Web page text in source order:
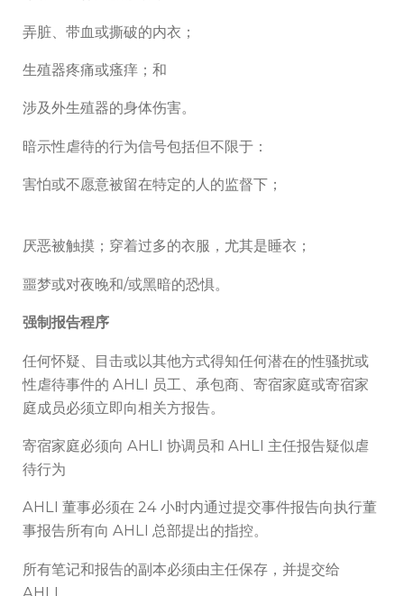
弄脏、带血或撕破的内衣；
生殖器疼痛或瘙痒；和
涉及外生殖器的身体伤害。
暗示性虐待的行为信号包括但不限于：
害怕或不愿意被留在特定的人的监督下；
厌恶被触摸；穿着过多的衣服，尤其是睡衣；
噩梦或对夜晚和/或黑暗的恐惧。
强制报告程序
任何怀疑、目击或以其他方式得知任何潜在的性骚扰或
性虐待事件的 AHLI 员工、承包商、寄宿家庭或寄宿家
庭成员必须立即向相关方报告。
寄宿家庭必须向 AHLI 协调员和 AHLI 主任报告疑似虐
待行为
AHLI 董事必须在 24 小时内通过提交事件报告向执行董
事报告所有向 AHLI 总部提出的指控。
所有笔记和报告的副本必须由主任保存，并提交给
AHLI。